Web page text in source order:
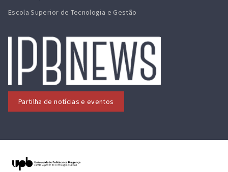
Escola Superior de Tecnologia e Gestão
Partilha de notícias e eventos